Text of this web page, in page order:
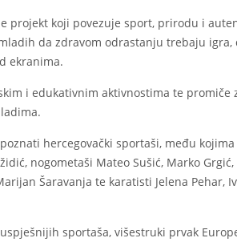
projekt koji povezuje sport, prirodu i
da zdravom odrastanju trebaju igra,
ekranima.
i edukativnim aktivnostima te promiče
hercegovački sportaši, među kojima
nogometaši Mateo Sušić, Marko
Šaravanja te karatisti Jelena Pehar,
sportaša, višestruki prvak